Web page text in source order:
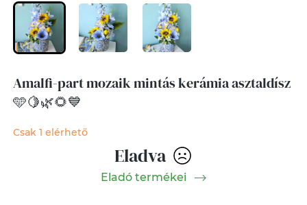
Amalfi-part mozaik mintás kerámia asztaldísz
🩵🍋🌿🌻💙
Csak 1 elérhető
Eladva
Eladó termékei